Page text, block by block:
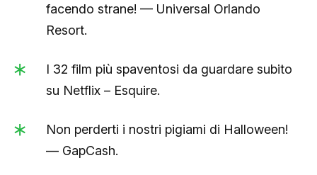
facendo strane! — Universal Orlando
Resort.
I 32 film più spaventosi da guardare subito
su Netflix – Esquire.
Non perderti i nostri pigiami di Halloween!
— GapCash.